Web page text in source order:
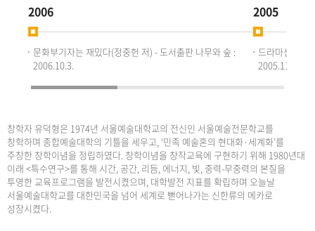
2006
문화부기자는 재밌다(정중헌 저) - 도서출판 나무와 숲 :
2006.10.3.
2005
드라마센터의
2005.11.19
창학자 유덕형은 1974년 서울예술대학교의 전신인 서울예술전문학교를
창학하며 종합예술대학의 기틀을 세우고, ‘민족 예술혼의 현대화·세계화’를
주창한 창학이념을 정립하였다. 창학이념을 창작교육에 구현하기 위해 1980년대
이래 <특수연구>를 통해 시간, 공간, 리듬, 에너지, 빛, 중력-무중력의 본질을
투영한 교육프로그램을 발전시켰으며, 대학발전 지표를 확립하며 오늘날
서울예술대학교를 대한민국을 넘어 세계로 뻗어나가는 신한류의 메카로
성장시켰다.